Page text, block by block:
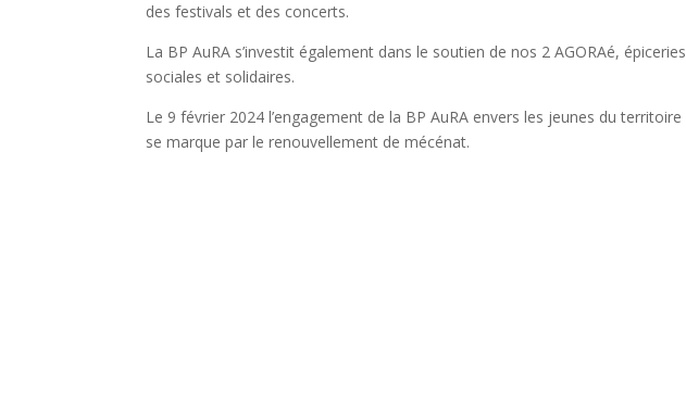
des festivals et des concerts.
La BP AuRA s’investit également dans le soutien de nos 2 AGORAé, épiceries
sociales et solidaires.
Le 9 février 2024 l’engagement de la BP AuRA envers les jeunes du territoire
se marque par le renouvellement de mécénat.